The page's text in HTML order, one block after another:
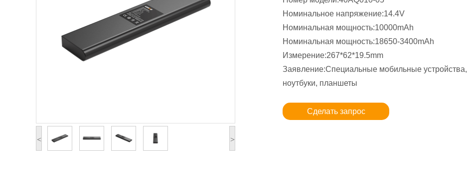
Номинальное напряжение:14.4V
Номинальная мощность:10000mAh
Номинальная мощность:18650-3400mAh
Измерение:267*62*19.5mm
Заявление:Специальные мобильные устройства,
ноутбуки, планшеты
Сделать запрос
< >